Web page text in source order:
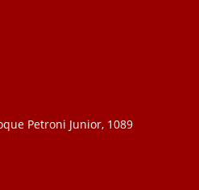
Petroni Junior, 1089